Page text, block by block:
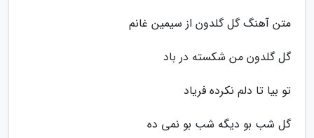
متن آهنگ گل گلدون از سیمین غانم
گل گلدون من شکسته در باد
تو بیا تا دلم نکرده فریاد
گل شب بو دیگه شب بو نمی ده